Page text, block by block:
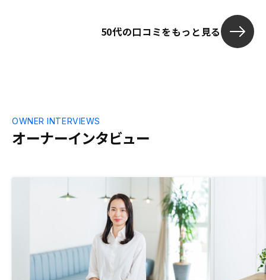
がたいです。
50代の口コミをもっと見る
オーナーインタビュー
OWNER INTERVIEWS